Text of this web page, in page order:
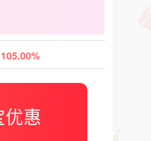
105.00%
优惠